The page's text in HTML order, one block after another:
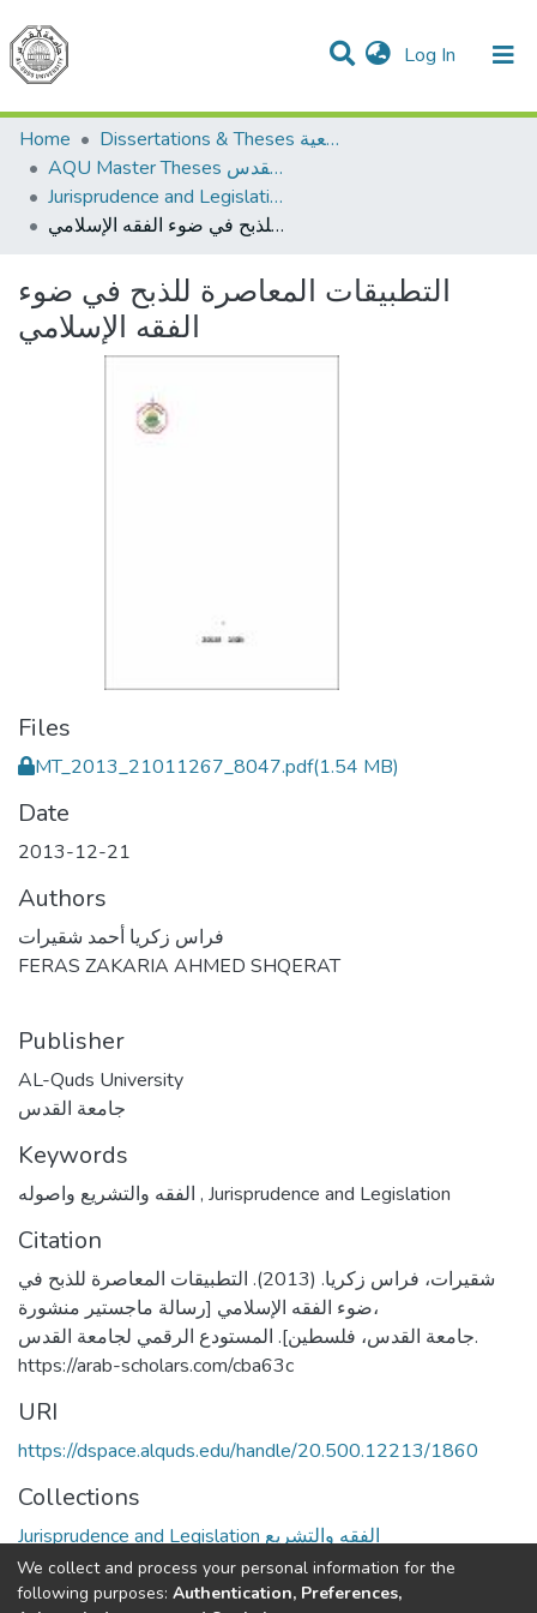
Log In (current)
Communities & Collections
All of DSpace
Home
Dissertations & Theses الرسائل الجامعية
AQU Master Theses الرسائل الجامعية الخاصة بجامعة القدس
Jurisprudence and Legislation الفقه والتشريع
التطبيقات المعاصرة للذبح في ضوء الفقه الإسلامي
التطبيقات المعاصرة للذبح في ضوء
الفقه الإسلامي
Files
MT_2013_21011267_8047.pdf(1.54 MB)
Date
2013-12-21
Authors
فراس زكريا أحمد شقيرات
FERAS ZAKARIA AHMED SHQERAT
Publisher
AL-Quds University
جامعة القدس
Keywords
, Jurisprudence and Legislation
Citation
شقيرات، فراس زكريا. (2013). التطبيقات المعاصرة للذبح في
ضوء الفقه الإسلامي [رسالة ماجستير منشورة،
جامعة القدس، فلسطين]. المستودع الرقمي لجامعة القدس.
https://arab-scholars.com/cba63c
URI
https://dspace.alquds.edu/handle/20.500.12213/1860
Collections
Jurisprudence and Legislation الفقه والتشريع
Full item page
We collect and process your personal information for the
following purposes: Authentication, Preferences,